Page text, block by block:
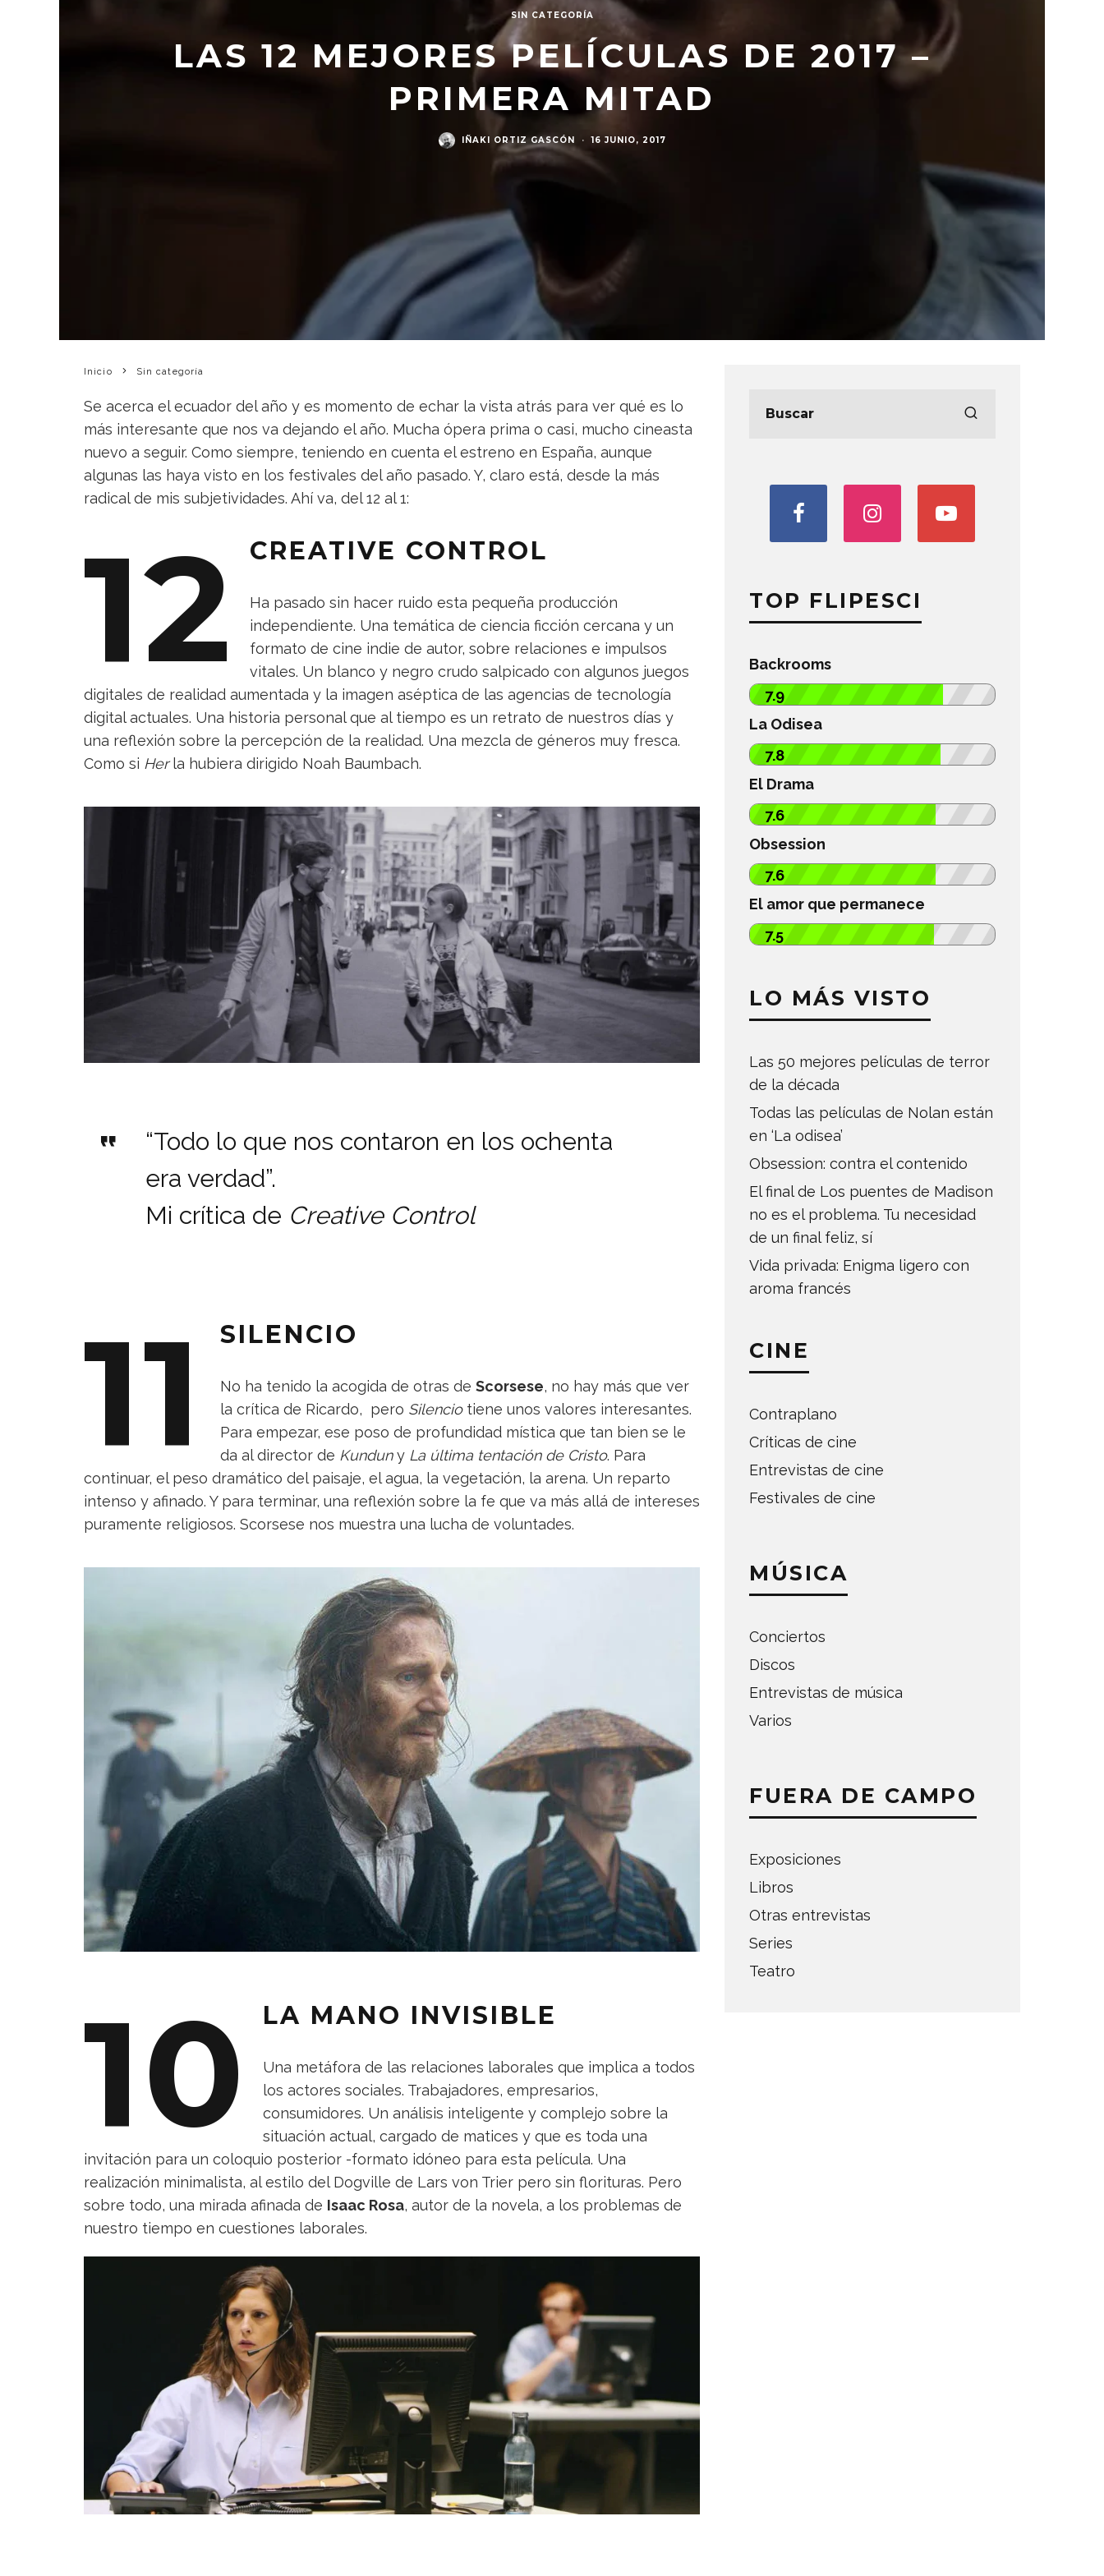
SIN CATEGORÍA
LAS 12 MEJORES PELÍCULAS DE 2017 –
PRIMERA MITAD
IÑAKI ORTIZ GASCÓN · 16 JUNIO, 2017
Inicio Sin categoría
Se acerca el ecuador del año y es momento de echar la vista atrás para ver qué es lo
más interesante que nos va dejando el año. Mucha ópera prima o casi, mucho cineasta
nuevo a seguir. Como siempre, teniendo en cuenta el estreno en España, aunque
algunas las haya visto en los festivales del año pasado. Y, claro está, desde la más
radical de mis subjetividades. Ahí va, del 12 al 1:
12 CREATIVE CONTROL
Ha pasado sin hacer ruido esta pequeña producción
independiente. Una temática de ciencia ficción cercana y un
formato de cine indie de autor, sobre relaciones e impulsos
vitales. Un blanco y negro crudo salpicado con algunos juegos
digitales de realidad aumentada y la imagen aséptica de las agencias de tecnología
digital actuales. Una historia personal que al tiempo es un retrato de nuestros días y
una reflexión sobre la percepción de la realidad. Una mezcla de géneros muy fresca.
Como si Herla hubiera dirigido Noah Baumbach.
“Todo lo que nos contaron en los ochenta
era verdad”.
Mi crítica de Creative Control
11 SILENCIO
No ha tenido la acogida de otras de Scorsese, no hay más que ver
la crítica de Ricardo, pero Silenciotiene unos valores interesantes.
Para empezar, ese poso de profundidad mística que tan bien se le
da al director de Kunduny La última tentación de Cristo. Para
continuar, el peso dramático del paisaje, el agua, la vegetación, la arena. Un reparto
intenso y afinado. Y para terminar, una reflexión sobre la fe que va más allá de intereses
puramente religiosos. Scorsese nos muestra una lucha de voluntades.
10 LA MANO INVISIBLE
Una metáfora de las relaciones laborales que implica a todos
los actores sociales. Trabajadores, empresarios,
consumidores. Un análisis inteligente y complejo sobre la
situación actual, cargado de matices y que es toda una
invitación para un coloquio posterior -formato idóneo para esta película. Una
realización minimalista, al estilo del Dogville de Lars von Trier pero sin florituras. Pero
sobre todo, una mirada afinada de Isaac Rosa, autor de la novela, a los problemas de
nuestro tiempo en cuestiones laborales.
TOP FLIPESCI
Backrooms
7.9
La Odisea
7.8
El Drama
7.6
Obsession
7.6
El amor que permanece
7.5
LO MÁS VISTO
Las 50 mejores películas de terror
de la década
Todas las películas de Nolan están
en ‘La odisea’
Obsession: contra el contenido
El final de Los puentes de Madison
no es el problema. Tu necesidad
de un final feliz, sí
Vida privada: Enigma ligero con
aroma francés
CINE
Contraplano
Críticas de cine
Entrevistas de cine
Festivales de cine
MÚSICA
Conciertos
Discos
Entrevistas de música
Varios
FUERA DE CAMPO
Exposiciones
Libros
Otras entrevistas
Series
Teatro